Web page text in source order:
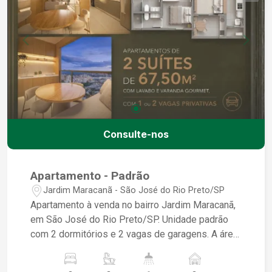
Consulte-nos
Apartamento - Padrão
Jardim Maracanã - São José do Rio Preto/SP
Apartamento à venda no bairro Jardim Maracanã,
em São José do Rio Preto/SP. Unidade padrão
com 2 dormitórios e 2 vagas de garagens. A área
conforto e praticidade em uma localização